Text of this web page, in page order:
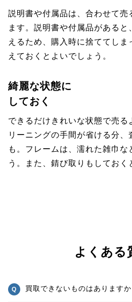
説明書や付属品は、合わせて売
ます。説明書や付属品があると
えるため、購入時に捨ててしま
えておくとよいでしょう。
綺麗な状態に
しておく
できるだけきれいな状態で売る
リーニングの手間が省ける分
も。フレームは、濡れた雑巾な
う。また、錆び取りもしておく
よくある
買取できないものはありますか